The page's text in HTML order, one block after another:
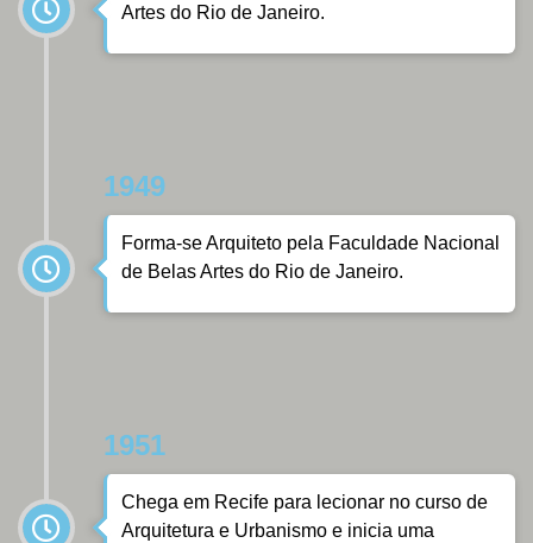
Artes do Rio de Janeiro.
1949
Forma-se Arquiteto pela Faculdade Nacional
de Belas Artes do Rio de Janeiro.
1951
Chega em Recife para lecionar no curso de
Arquitetura e Urbanismo e inicia uma